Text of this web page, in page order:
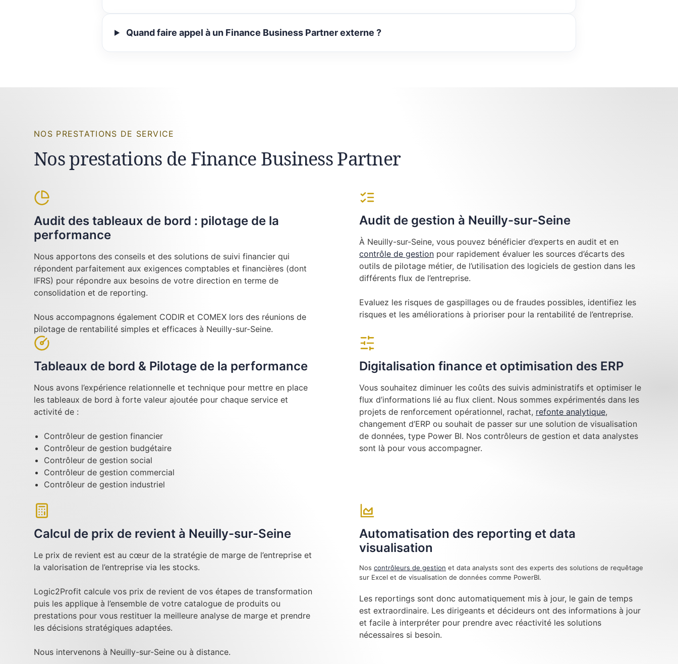
Quand faire appel à un Finance Business Partner externe ?
NOS PRESTATIONS DE SERVICE
Nos prestations de Finance Business Partner
Audit des tableaux de bord : pilotage de la
performance
Nous apportons des conseils et des solutions de suivi financier qui
répondent parfaitement aux exigences comptables et financières (dont
IFRS) pour répondre aux besoins de votre direction en terme de
consolidation et de reporting.
Nous accompagnons également CODIR et COMEX lors des réunions de
pilotage de rentabilité simples et efficaces à Neuilly-sur-Seine.
Audit de gestion à Neuilly-sur-Seine
À Neuilly-sur-Seine, vous pouvez bénéficier d’experts en audit et en
contrôle de gestion pour rapidement évaluer les sources d’écarts des
outils de pilotage métier, de l’utilisation des logiciels de gestion dans les
différents flux de l’entreprise.
Evaluez les risques de gaspillages ou de fraudes possibles, identifiez les
risques et les améliorations à prioriser pour la rentabilité de l’entreprise.
Tableaux de bord & Pilotage de la performance
Nous avons l’expérience relationnelle et technique pour mettre en place
les tableaux de bord à forte valeur ajoutée pour chaque service et
activité de :
Contrôleur de gestion financier
Contrôleur de gestion budgétaire
Contrôleur de gestion social
Contrôleur de gestion commercial
Contrôleur de gestion industriel
Digitalisation finance et optimisation des ERP
Vous souhaitez diminuer les coûts des suivis administratifs et optimiser le
flux d’informations lié au flux client. Nous sommes expérimentés dans les
projets de renforcement opérationnel, rachat, refonte analytique,
changement d’ERP ou souhait de passer sur une solution de visualisation
de données, type Power BI. Nos contrôleurs de gestion et data analystes
sont là pour vous accompagner.
Calcul de prix de revient à Neuilly-sur-Seine
Le prix de revient est au cœur de la stratégie de marge de l’entreprise et
la valorisation de l’entreprise via les stocks.
Logic2Profit calcule vos prix de revient de vos étapes de transformation
puis les applique à l’ensemble de votre catalogue de produits ou
prestations pour vous restituer la meilleure analyse de marge et prendre
les décisions stratégiques adaptées.
Nous intervenons à Neuilly-sur-Seine ou à distance.
Automatisation des reporting et data
visualisation
Nos contrôleurs de gestion et data analysts sont des experts des solutions de requêtage
sur Excel et de visualisation de données comme PowerBI.
Les reportings sont donc automatiquement mis à jour, le gain de temps
est extraordinaire. Les dirigeants et décideurs ont des informations à jour
et facile à interpréter pour prendre avec réactivité les solutions
nécessaires si besoin.